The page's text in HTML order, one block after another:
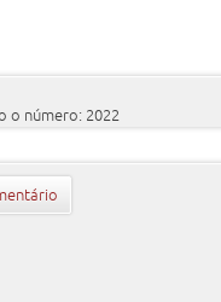
o número: 2022